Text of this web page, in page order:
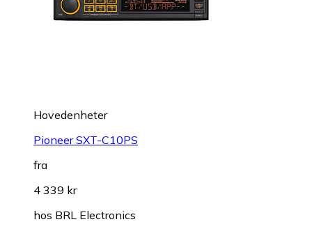
Hovedenheter
Pioneer SXT-C10PS
fra
4 339 kr
hos BRL Electronics